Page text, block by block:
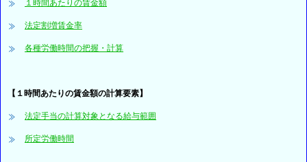
１時間あたりの賃金額
法定割増賃金率
各種労働時間の把握・計算
【１時間あたりの賃金額の計算要素】
法定手当の計算対象となる給与範囲
所定労働時間